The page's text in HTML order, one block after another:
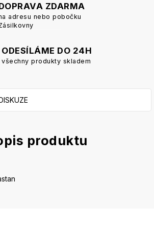
ZDARMA
adresu nebo pobočku
ODESÍLÁME DO 24H
všechny produkty skladem
produktu